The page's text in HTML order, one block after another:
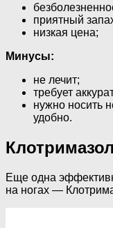
приятный
низкая цена;
Минусы:
не лечит;
требует
нужно носить
удобно.
Клотримазол
Еще одна
на ногах —